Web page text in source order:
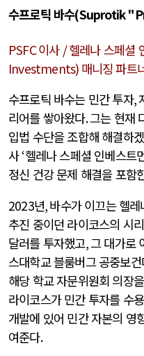
수프로틱 바수(Suprotik
PSFC이사 /헬레나 스페셜
Investments) 매니징 파트
수프로틱 바수는 민간 투자,
리어를 쌓아왔다.그는 현재
입법 수단을 조합해 해결하
사‘헬레나 스페셜 인베스트
정신 건강 문제 해결을 포함
2023년,바수가 이끄는 헬
추진 중이던 라이코스의 시
달러를 투자했고,그 대가로
스대학교 블룸버그 공중보
해당 학교 자문위원회 의장
라이코스가 민간 투자를 수
개발에 있어 민간 자본의 영
여준다.